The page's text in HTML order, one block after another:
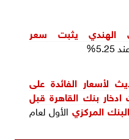
الهندي يثبت سعر
5.25%
لأسعار الفائدة على
بنك القاهرة قبل
المركزي الأول لعام